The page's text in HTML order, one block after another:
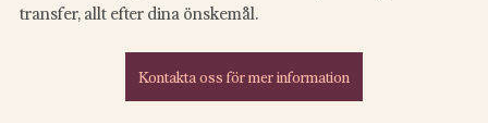
transfer, allt efter dina önskemål.
Kontakta oss för mer information